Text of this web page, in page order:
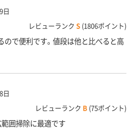
日
レビューランク S (1806ポイント)
で便利です。値段は他と比べると高
日
レビューランク B (75ポイント)
囲掃除に最適です